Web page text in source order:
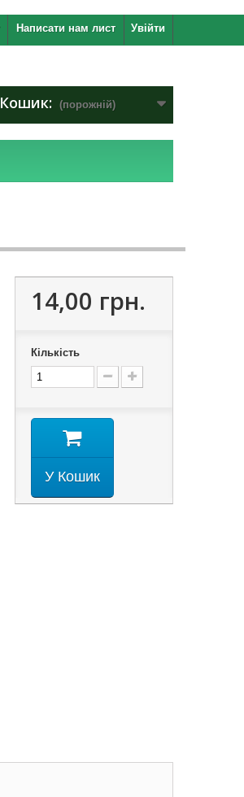
Увійти
Написати нам лист
Кошик: (порожній)
14,00 грн.
Кількість
У Кошик